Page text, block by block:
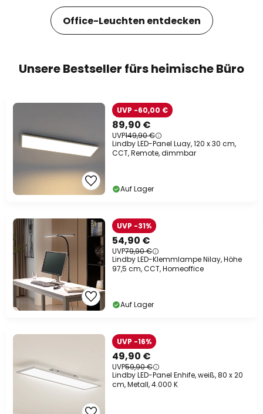
Office-Leuchten entdecken
Unsere Bestseller fürs heimische Büro
89,90 €
UVP149,90 €
UVP -60,00 €
Lindby LED-Panel Luay, 120 x 30 cm,
CCT, Remote, dimmbar
Auf Lager
54,90 €
UVP79,90 €
UVP -31%
Lindby LED-Klemmlampe Nilay, Höhe
97,5 cm, CCT, Homeoffice
Auf Lager
49,90 €
UVP59,90 €
UVP -16%
Lindby LED-Panel Enhife, weiß, 80 x 20
cm, Metall, 4.000 K